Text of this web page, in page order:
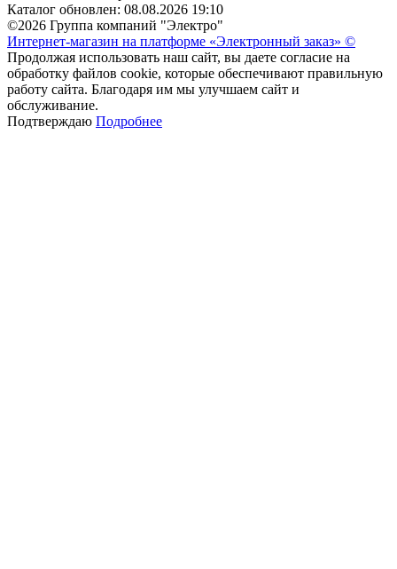
Каталог обновлен: 08.08.2026 19:10
©2026 Группа компаний "Электро"
Интернет-магазин на платформе «Электронный заказ» ©
Продолжая использовать наш сайт, вы даете согласие на
обработку файлов cookie, которые обеспечивают правильную
работу сайта. Благодаря им мы улучшаем сайт и
обслуживание.
Подтверждаю Подробнее